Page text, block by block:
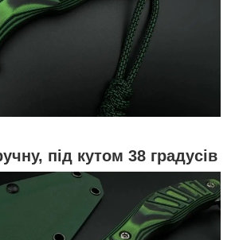
під кутом 38 градусів